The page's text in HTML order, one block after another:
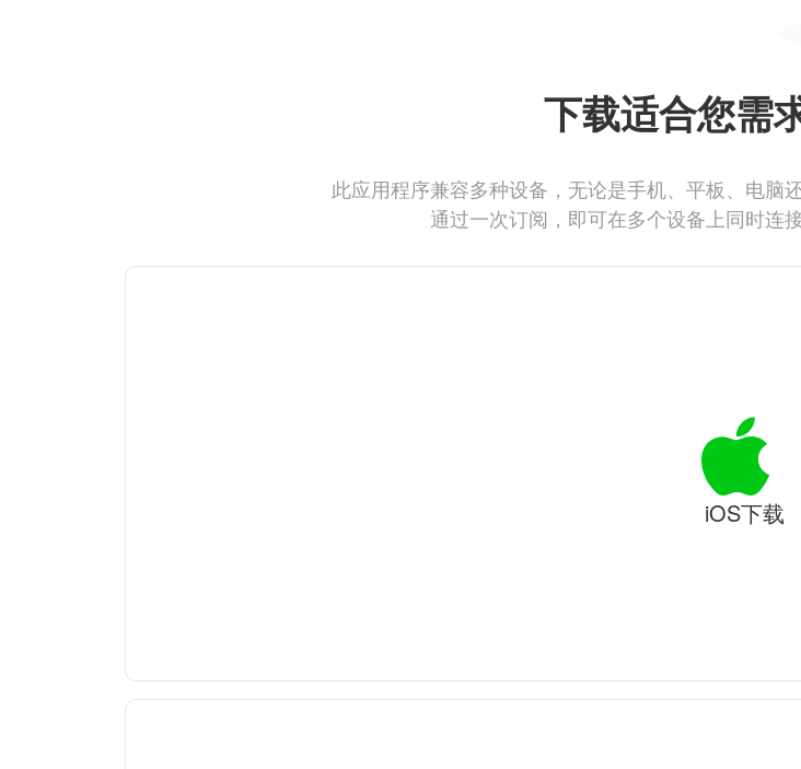
下载适合您需
此应用程序兼容多种设备，无论是手机、平板、电脑
通过一次订阅，即可在多个设备上同时连
iOS下载